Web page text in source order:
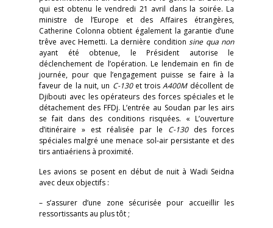
qui est obtenu le vendredi 21 avril dans la soirée. La
ministre de l’Europe et des Affaires étrangères,
Catherine Colonna obtient également la garantie d’une
trêve avec Hemetti. La dernière condition sine qua non
ayant été obtenue, le Président autorise le
déclenchement de l’opération. Le lendemain en fin de
journée, pour que l’engagement puisse se faire à la
faveur de la nuit, un C-130et troisA400Mdécollent de
Djibouti avec les opérateurs des forces spéciales et le
détachement des FFDj. L’entrée au Soudan par les airs
se fait dans des conditions risquées. « L’ouverture
d’itinéraire » est réalisée par le C-130des forces
spéciales malgré une menace sol-air persistante et des
tirs antiaériens à proximité.
Les avions se posent en début de nuit à Wadi Seidna
avec deux objectifs :
– s’assurer d’une zone sécurisée pour accueillir les
ressortissants au plus tôt ;